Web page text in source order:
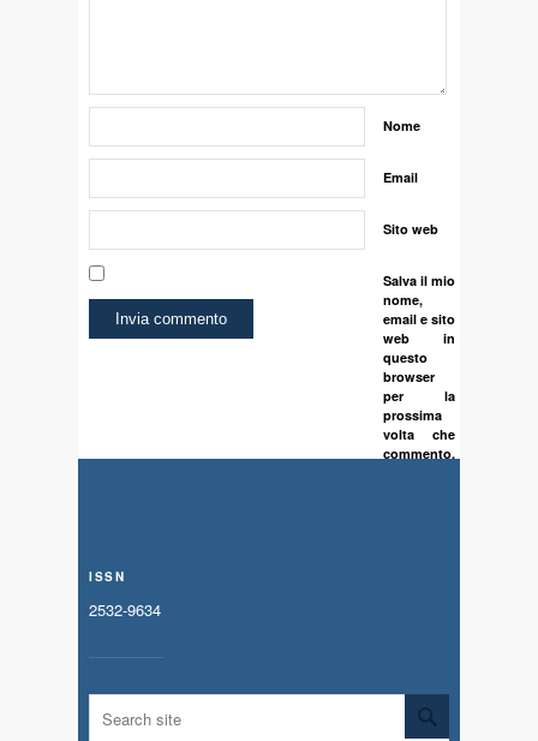
Nome
Email
Sito web
Salva il mio
nome,
email e sito
web in
questo
browser
per la
prossima
volta che
commento.
ISSN
2532-9634